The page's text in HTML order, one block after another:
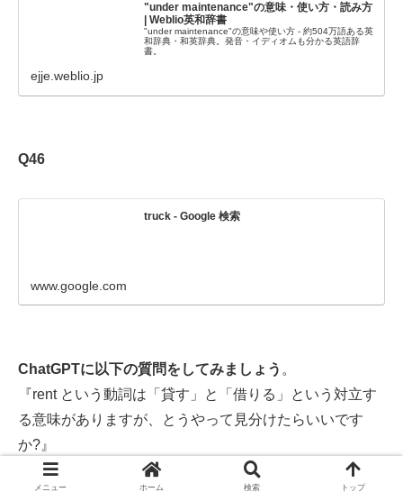
"under maintenance"の意味・使い方・読み方
| Weblio英和辞書
"under maintenance"の意味や使い方 - 約504万語ある英
和辞典・和英辞典。発音・イディオムも分かる英語辞
書。
ejje.weblio.jp
Q46
truck - Google 検索
www.google.com
ChatGPTに以下の質問をしてみましょう 。
『rent という動詞は「貸す」と「借りる」という対立す
る意味がありますが、とうやって見分けたらいいです
か?』
メニュー ホーム 検索 トップ